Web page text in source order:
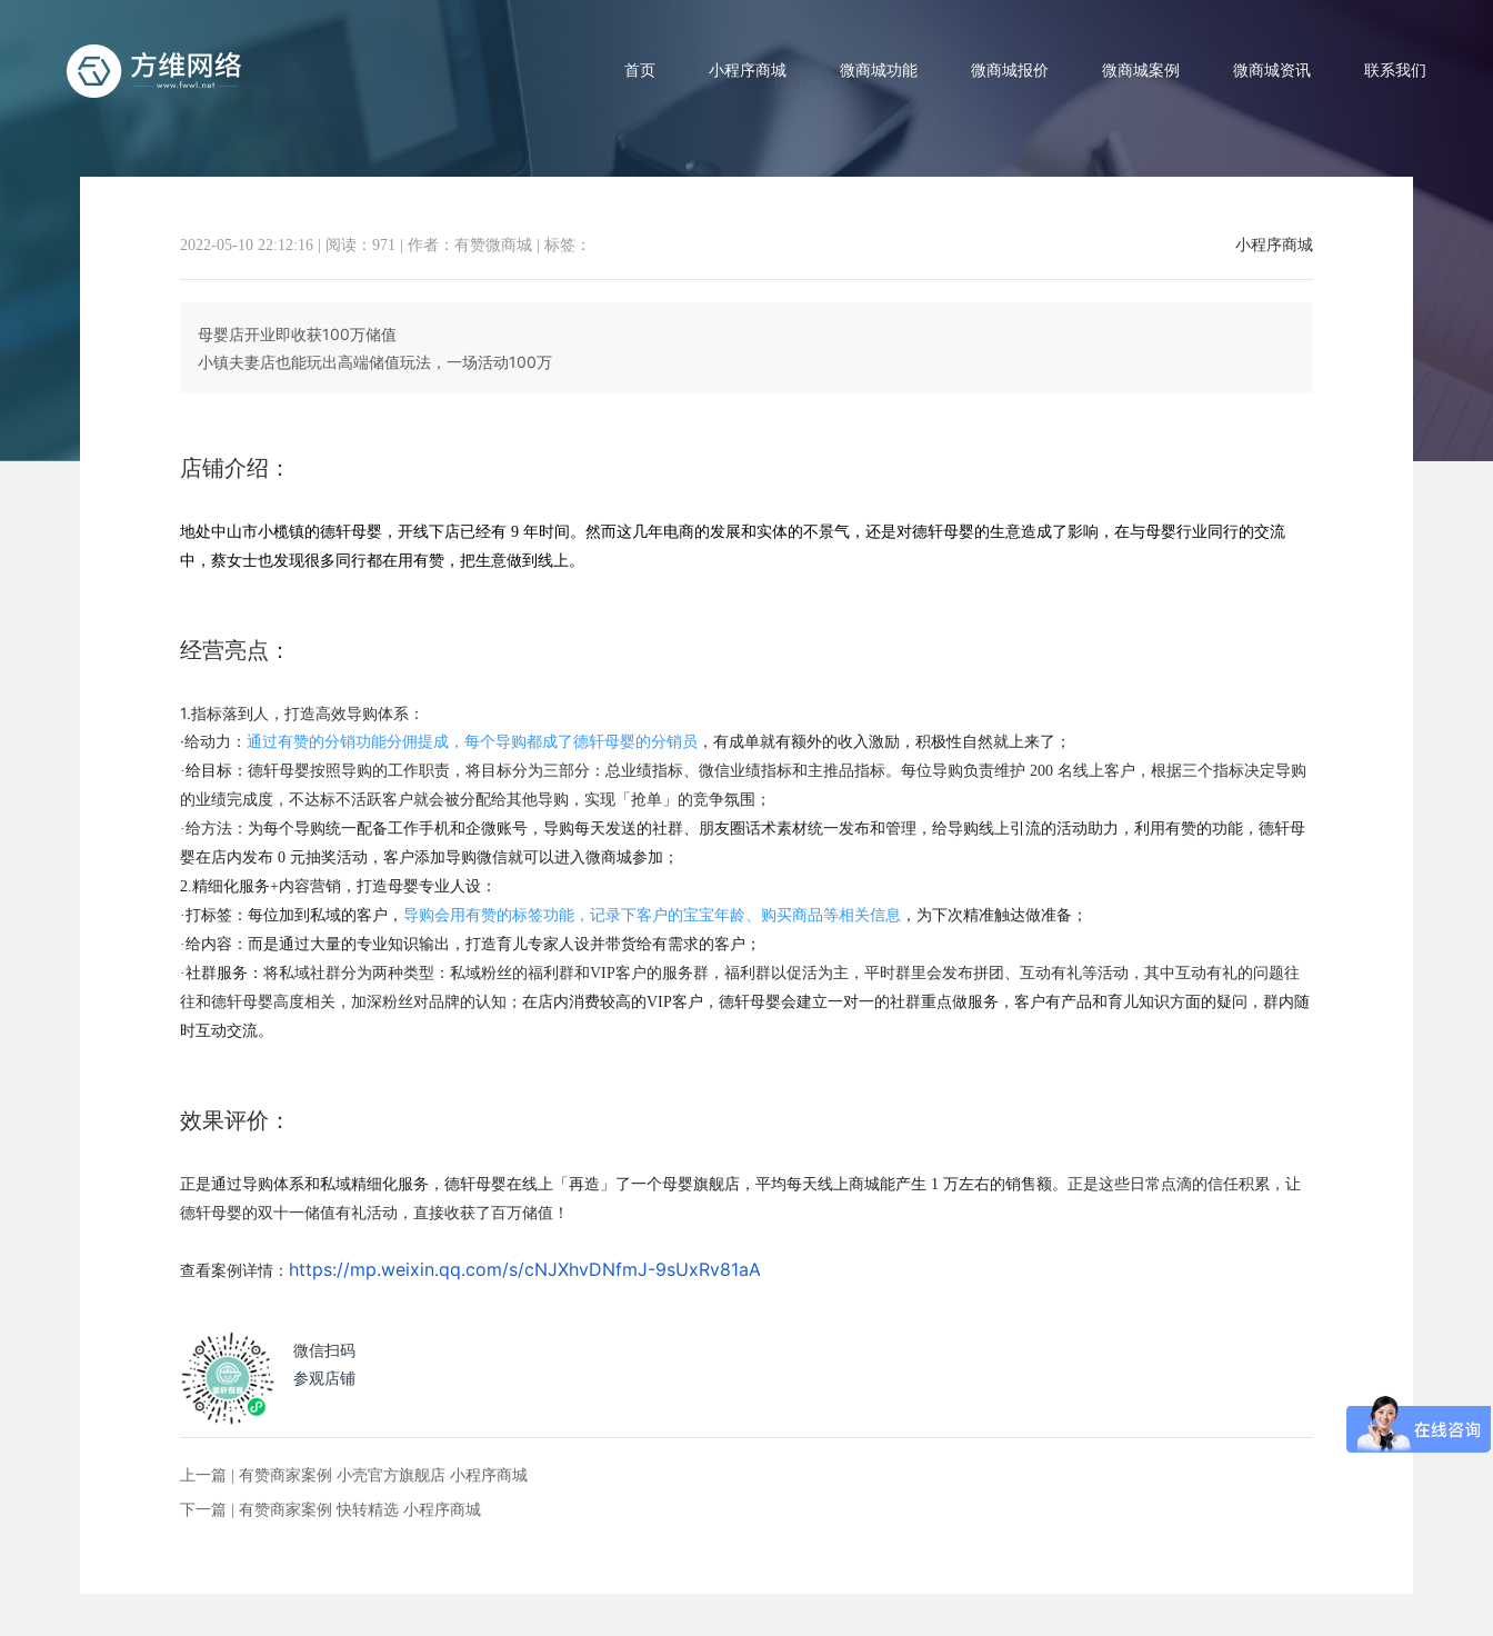
首页 小程序商城 微商城功能 微商城报价 微商城案例 微商城资讯 联系我们
有赞商家案例 德轩母婴总部 小程序商城
小程序商城
2022-05-10 22:12:16 阅读：971 作者：有赞微商城 标签：
母婴店开业即收获100万储值
小镇夫妻店也能玩出高端储值玩法，一场活动100万
店铺介绍：
地处中山市小榄镇的德轩母婴，开线下店已经有 9 年时间。然而这几年电商的发展和实体的不景气，还是对德轩母婴的生意造成了影响，在与母婴行业同行的交流
中，蔡女士也发现很多同行都在用有赞，把生意做到线上。
经营亮点：
1.指标落到人，打造高效导购体系：
·给动力： 通过有赞的分销功能分佣提成，每个导购都成了德轩母婴的分销员 ，有成单就有额外的收入激励，积极性自然就上来了；
·给目标： 德轩母婴按照导购的工作职责，将目标分为三部分：总业绩指标、微信业绩指标和主推品指标。每位导购负责维护 200 名线上客户，根据三个指标决定导购
的业绩完成度，不达标不活跃客户就会被分配给其他导购，实现「抢单」的竞争氛围；
·给方法： 为每个导购统一配备工作手机和企微账号，导购每天发送的社群、朋友圈话术素材统一发布和管理，给导购线上引流的活动助力，利用有赞的功能，德轩母
婴在店内发布 0 元抽奖活动，客户添加导购微信就可以进入微商城参加；
2.精细化服务+内容营销，打造母婴专业人设：
·打标签：每位加到私域的客户， 导购会用有赞的标签功能，记录下客户的宝宝年龄、购买商品等相关信息 ，为下次精准触达做准备；
·给内容：而是通过大量的专业知识输出，打造育儿专家人设并带货给有需求的客户；
·社群服务： 将私域社群分为两种类型：私域粉丝的福利群和VIP客户的服务群，福利群以促活为主，平时群里会发布拼团、互动有礼等活动，其中互动有礼的问题往
往和德轩母婴高度相关，加深粉丝对品牌的认知； 在店内消费较高的VIP客户，德轩母婴会建立一对一的社群重点做服务，客户有产品和育儿知识方面的疑问，群内随
时互动交流。
效果评价：
正是通过导购体系和私域精细化服务，德轩母婴在线上「再造」了一个母婴旗舰店，平均每天线上商城能产生 1 万左右的销售额。 正是这些日常点滴的信任积累，让
德轩母婴的双十一储值有礼活动，直接收获了百万储值！
查看案例详情： https://mp.weixin.qq.com/s/cNJXhvDNfmJ-9sUxRv81aA
微信扫码
参观店铺
上一篇 | 有赞商家案例 小壳官方旗舰店 小程序商城
下一篇 | 有赞商家案例 快转精选 小程序商城